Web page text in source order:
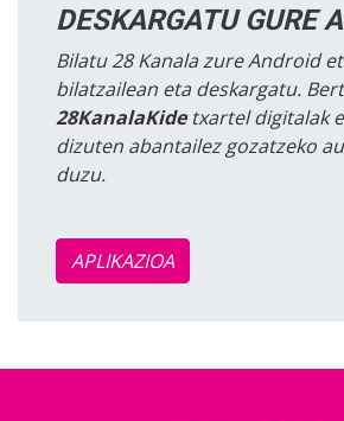
DESKARGATU GURE
Bilatu 28 Kanala zure Android
bilatzailean eta deskargatu.
28KanalaKidetxartel digitalak
dizuten abantailez gozatzeko
duzu.
APLIKAZIOA